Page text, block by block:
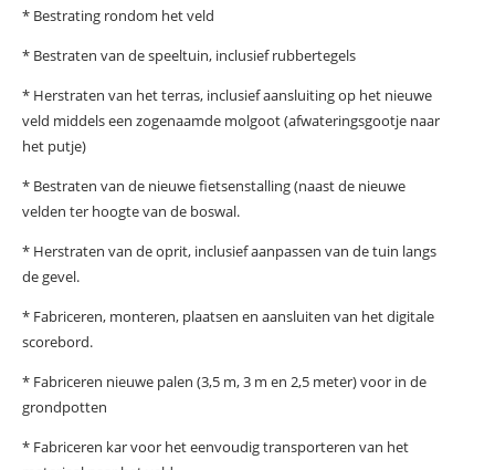
* Bestrating rondom het veld
* Bestraten van de speeltuin, inclusief rubbertegels
* Herstraten van het terras, inclusief aansluiting op het nieuwe
veld middels een zogenaamde molgoot (afwateringsgootje naar
het putje)
* Bestraten van de nieuwe fietsenstalling (naast de nieuwe
velden ter hoogte van de boswal.
* Herstraten van de oprit, inclusief aanpassen van de tuin langs
de gevel.
* Fabriceren, monteren, plaatsen en aansluiten van het digitale
scorebord.
* Fabriceren nieuwe palen (3,5 m, 3 m en 2,5 meter) voor in de
grondpotten
* Fabriceren kar voor het eenvoudig transporteren van het